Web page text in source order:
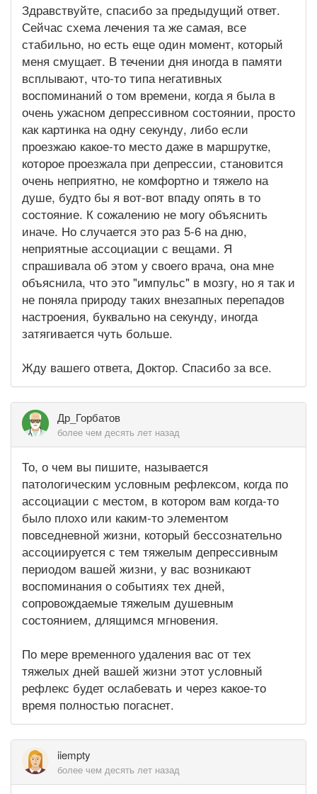
Здравствуйте, спасибо за предыдущий ответ.
Сейчас схема лечения та же самая, все
стабильно, но есть еще один момент, который
меня смущает. В течении дня иногда в памяти
всплывают, что-то типа негативных
воспоминаний о том времени, когда я была в
очень ужасном депрессивном состоянии, просто
как картинка на одну секунду, либо если
проезжаю какое-то место даже в маршрутке,
которое проезжала при депрессии, становится
очень неприятно, не комфортно и тяжело на
душе, будто бы я вот-вот впаду опять в то
состояние. К сожалению не могу объяснить
иначе. Но случается это раз 5-6 на дню,
неприятные ассоциации с вещами. Я
спрашивала об этом у своего врача, она мне
объяснила, что это "импульс" в мозгу, но я так и
не поняла природу таких внезапных перепадов
настроения, буквально на секунду, иногда
затягивается чуть больше.
Жду вашего ответа, Доктор. Спасибо за все.
Др_Горбатов
более чем десять лет назад
То, о чем вы пишите, называется
патологическим условным рефлексом, когда по
ассоциации с местом, в котором вам когда-то
было плохо или каким-то элементом
повседневной жизни, который бессознательно
ассоциируется с тем тяжелым депрессивным
периодом вашей жизни, у вас возникают
воспоминания о событиях тех дней,
сопровождаемые тяжелым душевным
состоянием, длящимся мгновения.
По мере временного удаления вас от тех
тяжелых дней вашей жизни этот условный
рефлекс будет ослабевать и через какое-то
время полностью погаснет.
iiempty
более чем десять лет назад